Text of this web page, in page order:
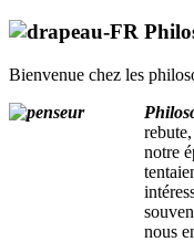
Bienvenue chez les
notre
nous